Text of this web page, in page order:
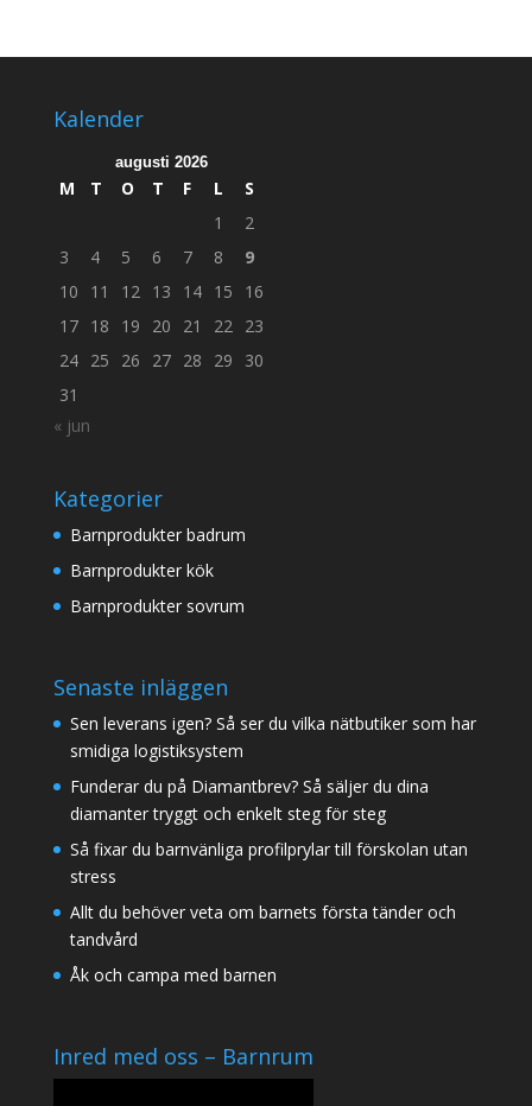
Kalender
augusti 2026
M T O T F L
S
1
2
3
4 5 6 7 8
9
10
11 12 13 14 15
16
17 18 19 20 21 22 23
24 25 26 27 28 29
30
31
« jun
Kategorier
Barnprodukter badrum
Barnprodukter kök
Barnprodukter sovrum
Senaste inläggen
Sen leverans igen? Så ser du vilka nätbutiker som har
smidiga logistiksystem
Funderar du på Diamantbrev? Så säljer du dina
diamanter tryggt och enkelt steg för steg
Så fixar du barnvänliga profilprylar till förskolan utan
stress
Allt du behöver veta om barnets första tänder och
tandvård
Åk och campa med barnen
Inred med oss – Barnrum